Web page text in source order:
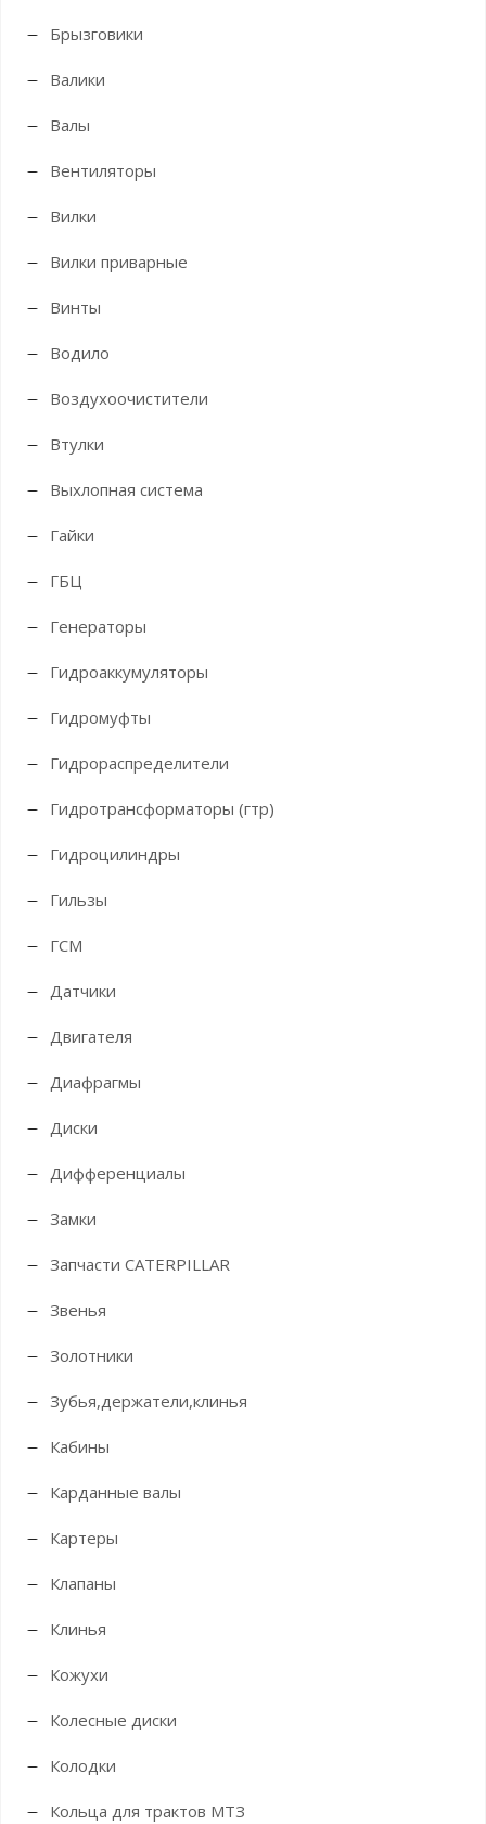
Брызговики
Валики
Валы
Вентиляторы
Вилки
Вилки приварные
Винты
Водило
Воздухоочистители
Втулки
Выхлопная система
Гайки
ГБЦ
Генераторы
Гидроаккумуляторы
Гидромуфты
Гидрораспределители
Гидротрансформаторы (гтр)
Гидроцилиндры
Гильзы
ГСМ
Датчики
Двигателя
Диафрагмы
Диски
Дифференциалы
Замки
Запчасти CATERPILLAR
Звенья
Золотники
Зубья,держатели,клинья
Кабины
Карданные валы
Картеры
Клапаны
Клинья
Кожухи
Колесные диски
Колодки
Кольца для трактов МТЗ